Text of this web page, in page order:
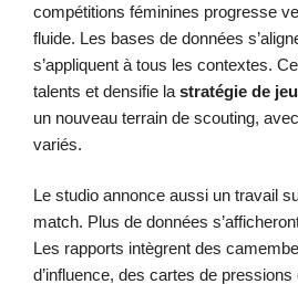
compétitions féminines progresse
fluide. Les bases de données
s’appliquent à tous les contextes.
talents et densifie la stratégie de jeu
un nouveau terrain de scouting,
variés.
Le studio annonce aussi un travail
match. Plus de données
Les rapports intègrent des
d’influence, des cartes de